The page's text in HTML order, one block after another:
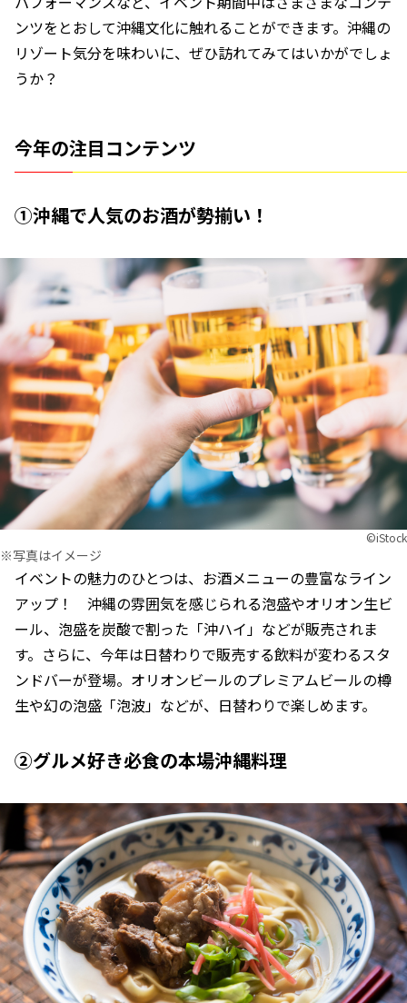
ンツをとおして沖縄文化に触れることができます。沖縄の
リゾート気分を味わいに、ぜひ訪れてみてはいかがでしょ
うか？
今年の注目コンテンツ
①沖縄で人気のお酒が勢揃い！
©︎iStock
※写真はイメージ
イベントの魅力のひとつは、お酒メニューの豊富なライン
アップ！ 沖縄の雰囲気を感じられる泡盛やオリオン生ビ
ール、泡盛を炭酸で割った「沖ハイ」などが販売されま
す。さらに、今年は日替わりで販売する飲料が変わるスタ
ンドバーが登場。オリオンビールのプレミアムビールの樽
生や幻の泡盛「泡波」などが、日替わりで楽しめます。
②グルメ好き必食の本場沖縄料理